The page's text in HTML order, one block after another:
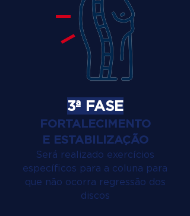
3ª FASE
FORTALECIMENTO
E ESTABILIZAÇÃO
Será realizado exercícios
específicos para a coluna para
que não ocorra regressão dos
discos